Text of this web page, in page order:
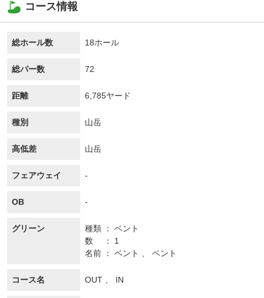
コース情報
総ホール数 18ホール
総パー数 72
距離 6,785ヤード
種別 山岳
高低差 山岳
フェアウェイ -
OB -
グリーン 種類
ベント
数
1
名前
ベント 、 ベント
コース名 OUT 、 IN